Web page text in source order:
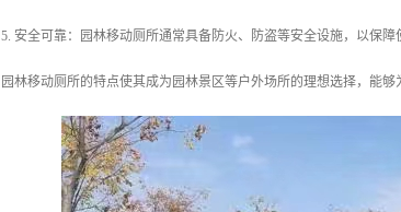
5. 安全可靠：园林移动厕所通常具备防火、防盗等安全设施，以保
园林移动厕所的特点使其成为园林景区等户外场所的理想选择，能够